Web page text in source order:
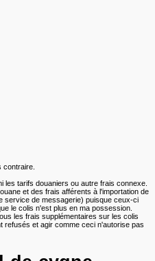
contraire.
tarifs douaniers ou autre frais connexe.
et des frais afférents à l'importation de
service de messagerie) puisque ceux-ci
le colis n'est plus en ma possession.
les frais supplémentaires sur les colis
refusés et agir comme ceci n'autorise pas